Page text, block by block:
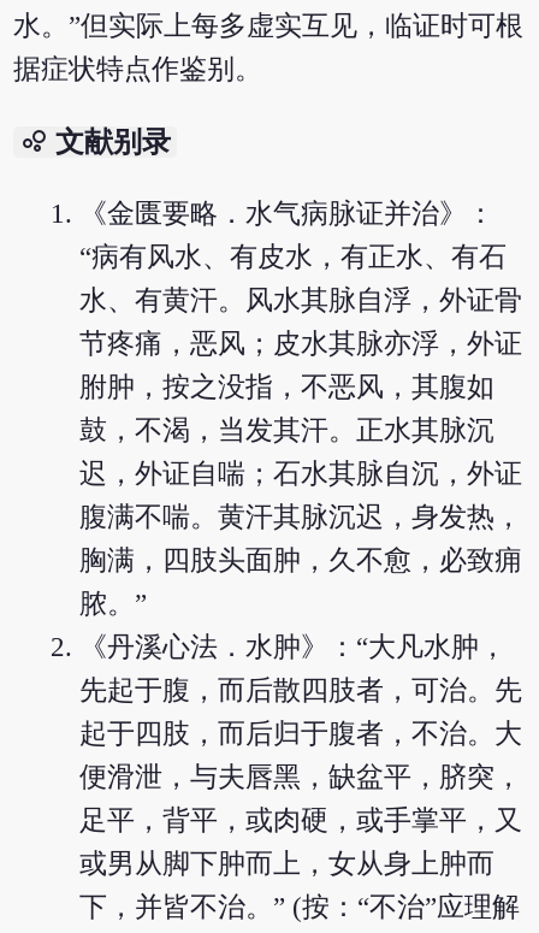
水。”但实际上每多虚实互见，临证时可根
据症状特点作鉴别。
bubble_chart 文献别录
《金匮要略．水气病脉证并治》：
“病有风水、有皮水，有正水、有石
水、有黄汗。风水其脉自浮，外证骨
节疼痛，恶风；皮水其脉亦浮，外证
胕肿，按之没指，不恶风，其腹如
鼓，不渴，当发其汗。正水其脉沉
迟，外证自喘；石水其脉自沉，外证
腹满不喘。黄汗其脉沉迟，身发热，
胸满，四肢头面肿，久不愈，必致痈
脓。”
《丹溪心法．水肿》：“大凡水肿，
先起于腹，而后散四肢者，可治。先
起于四肢，而后归于腹者，不治。大
便滑泄，与夫唇黑，缺盆平，脐突，
足平，背平，或肉硬，或手掌平，又
或男从脚下肿而上，女从身上肿而
下，并皆不治。” (按：“不治”应理解